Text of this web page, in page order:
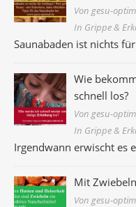
Von gesu-
In Grippe &
Saunabaden ist nichts
Wie
schnell los?
Von gesu-
In Grippe &
Irgendwann erwischt es
Mit
Von gesu-